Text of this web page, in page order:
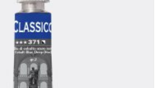
ml
-
blu
cobalto
chiaro